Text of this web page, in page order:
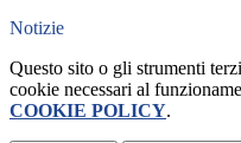
Notizie
Questo sito o gli strumenti
cookie necessari al
COOKIE POLICY.